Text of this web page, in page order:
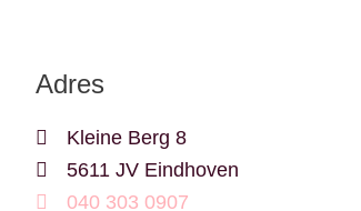
Adres
Kleine Berg 8
5611 JV Eindhoven
040 303 0907